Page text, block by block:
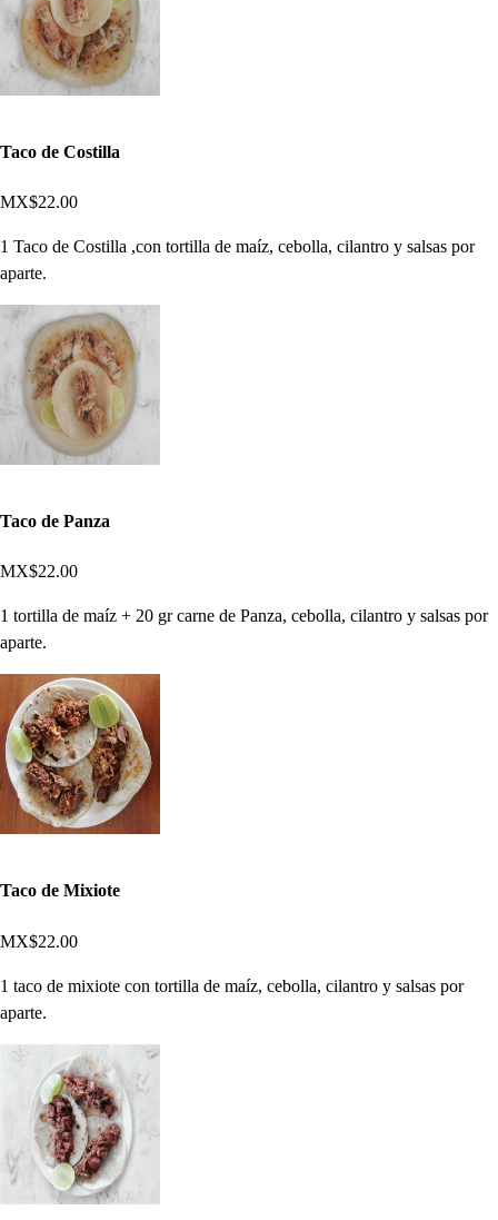
Taco de Costilla
MX$22.00
1 Taco de Costilla ,con tortilla de maíz, cebolla, cilantro y salsas por
aparte.
Taco de Panza
MX$22.00
1 tortilla de maíz + 20 gr carne de Panza, cebolla, cilantro y salsas por
aparte.
Taco de Mixiote
MX$22.00
1 taco de mixiote con tortilla de maíz, cebolla, cilantro y salsas por
aparte.